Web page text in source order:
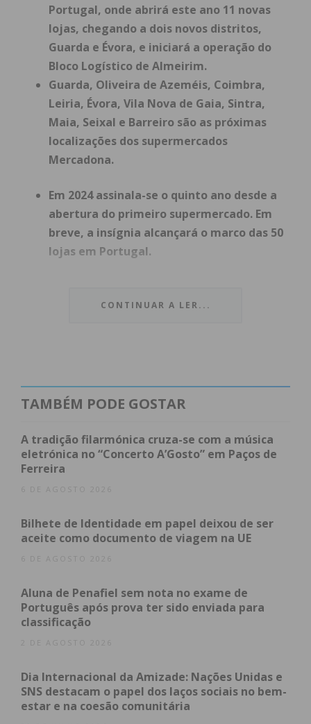
Portugal, onde abrirá este ano 11 novas
lojas, chegando a dois novos distritos,
Guarda e Évora, e iniciará a operação do
Bloco Logístico de Almeirim.
Guarda, Oliveira de Azeméis, Coimbra,
Leiria, Évora, Vila Nova de Gaia, Sintra,
Maia, Seixal e Barreiro são as próximas
localizações dos supermercados
Mercadona.
Em 2024 assinala-se o quinto ano desde a
abertura do primeiro supermercado. Em
breve, a insígnia alcançará o marco das 50
lojas em Portugal.
prossegue com o seu plano de expansão
Guarda, Oliveira de Azeméis, Coimbra (Solum e
Eiras), Leiria, Évora, Vila Nova de Gaia (Canelas),
Sintra (Rio de Mouro), Maia (Moreira), Seixal
próximas localizações dos supermercados
Mercadona. A empresa terminará o ano com 60
Em 2019, a Mercadona inaugurou o seu primeiro
bloco logístico na Póvoa de Varzim (Porto). Agora,
continuidade ao seu projeto de expansão, abrirá,
no segundo semestre de 2024, o Bloco Logístico de
Almeirim (Santarém), o maior da empresa na
CONTINUAR A LER...
TAMBÉM PODE GOSTAR
A tradição filarmónica cruza-se com a música
eletrónica no “Concerto A’Gosto” em Paços de
Ferreira
6 DE AGOSTO 2026
Bilhete de Identidade em papel deixou de ser
aceite como documento de viagem na UE
6 DE AGOSTO 2026
Aluna de Penafiel sem nota no exame de
Português após prova ter sido enviada para
classificação
2 DE AGOSTO 2026
Dia Internacional da Amizade: Nações Unidas e
SNS destacam o papel dos laços sociais no bem-
estar e na coesão comunitária